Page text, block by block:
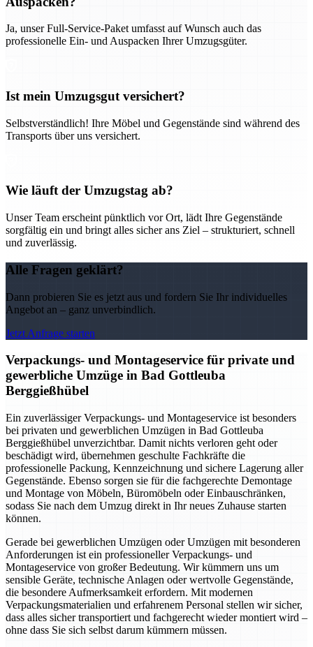
Ja, unser Full-Service-Paket umfasst auf Wunsch auch das
professionelle Ein- und Auspacken Ihrer Umzugsgüter.
Ist mein Umzugsgut versichert?
Selbstverständlich! Ihre Möbel und Gegenstände sind während des
Transports über uns versichert.
Wie läuft der Umzugstag ab?
Unser Team erscheint pünktlich vor Ort, lädt Ihre Gegenstände
sorgfältig ein und bringt alles sicher ans Ziel – strukturiert, schnell
und zuverlässig.
Alle Fragen geklärt?
Dann probieren Sie es jetzt aus und fordern Sie Ihr individuelles
Angebot an – ganz unverbindlich.
Jetzt Anfrage starten
Verpackungs- und Montageservice für private und
gewerbliche Umzüge in Bad Gottleuba
Berggießhübel
Ein zuverlässiger Verpackungs- und Montageservice ist besonders
bei privaten und gewerblichen Umzügen in Bad Gottleuba
Berggießhübel unverzichtbar. Damit nichts verloren geht oder
beschädigt wird, übernehmen geschulte Fachkräfte die
professionelle Packung, Kennzeichnung und sichere Lagerung aller
Gegenstände. Ebenso sorgen sie für die fachgerechte Demontage
und Montage von Möbeln, Büromöbeln oder Einbauschränken,
sodass Sie nach dem Umzug direkt in Ihr neues Zuhause starten
können.
Gerade bei gewerblichen Umzügen oder Umzügen mit besonderen
Anforderungen ist ein professioneller Verpackungs- und
Montageservice von großer Bedeutung. Wir kümmern uns um
sensible Geräte, technische Anlagen oder wertvolle Gegenstände,
die besondere Aufmerksamkeit erfordern. Mit modernen
Verpackungsmaterialien und erfahrenem Personal stellen wir sicher,
dass alles sicher transportiert und fachgerecht wieder montiert wird –
ohne dass Sie sich selbst darum kümmern müssen.